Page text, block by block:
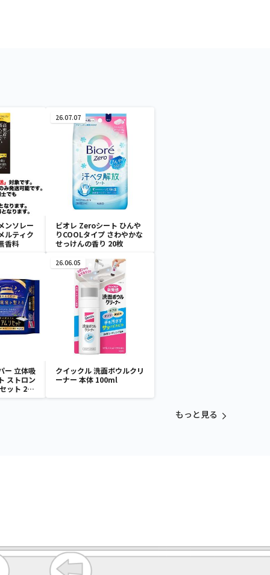
ンソレー
ルティク
香料
26.07.07
ビオレ Zeroシート ひんや
りCOOLタイプ さわやかな
せっけんの香り 20枚
ー 立体吸
ストロン
ット 24
26.06.05
クイックル 洗面ボウルクリ
ーナー 本体 100ml
もっと見る